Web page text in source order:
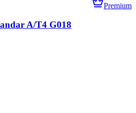
Premium
A/T4 G018